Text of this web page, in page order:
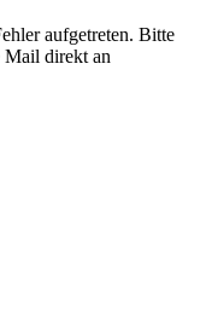
aufgetreten. Bitte
Mail direkt an